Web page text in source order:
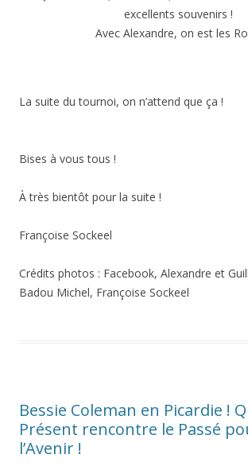
excellents souvenirs !
Avec Alexandre, on est les
La suite du tournoi, on n’attend que ça !
Bises à vous tous !
À très bientôt pour la suite !
Françoise Sockeel
Crédits photos : Facebook, Alexandre et
Badou Michel, Françoise Sockeel
Bessie Coleman en Picardie !
Présent rencontre le Passé
l’Avenir !